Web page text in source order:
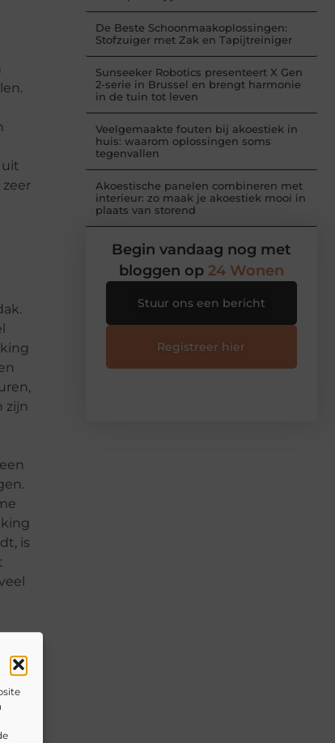
uit
zijn
is
De Beste Schoonmaakoplossingen:
Stofzuiger met Zak en Tapijtreiniger
Sunseeker Robotics presenteert X Gen
2-serie in Brussel en brengt harmonie
in de tuin tot leven
Veelgemaakte fouten bij akoestiek in
huis: waarom oplossingen soms
tegenvallen
Akoestische panelen combineren met
interieur: zo maak je akoestiek mooi in
plaats van storend
Begin vandaag nog met
bloggen op 24 Wonen
Stuur ons een bericht
Registreer hier